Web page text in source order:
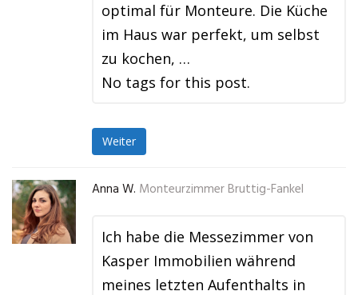
optimal für Monteure. Die Küche
im Haus war perfekt, um selbst
zu kochen, …
No tags for this post.
Weiter
Anna W. Monteurzimmer Bruttig-Fankel
Ich habe die Messezimmer von
Kasper Immobilien während
meines letzten Aufenthalts in